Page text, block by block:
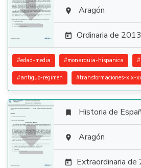
  Aragón
 Ordinaria de 2013
#edad-media #monarquia-hispanica #
#antiguo-regimen #transformaciones-xix-

 Historia de
 Aragón
 Extraordinaria de